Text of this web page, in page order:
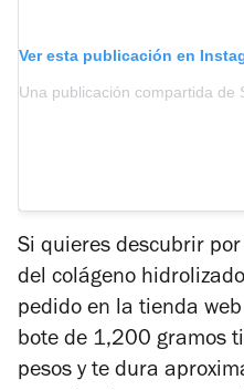
Ver esta publicación en
Si quieres descubrir
del colágeno
pedido en la tienda
bote de 1,200 gramos
pesos y te dura